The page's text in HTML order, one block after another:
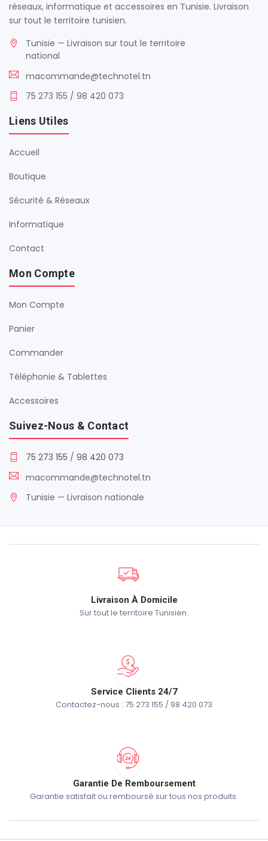
réseaux, informatique et accessoires en Tunisie. Livraison
sur tout le territoire tunisien.
Tunisie — Livraison sur tout le territoire
national
macommande@technotel.tn
75 273 155 / 98 420 073
Liens Utiles
Accueil
Boutique
Sécurité & Réseaux
Informatique
Contact
Mon Compte
Mon Compte
Panier
Commander
Téléphonie & Tablettes
Accessoires
Suivez-Nous & Contact
75 273 155 / 98 420 073
macommande@technotel.tn
Tunisie — Livraison nationale
Livraison À Domicile
Sur tout le territoire Tunisien.
Service Clients 24/7
Contactez-nous : 75 273 155 / 98 420 073
Garantie De Remboursement
Garantie satisfait ou remboursé sur tous nos produits.